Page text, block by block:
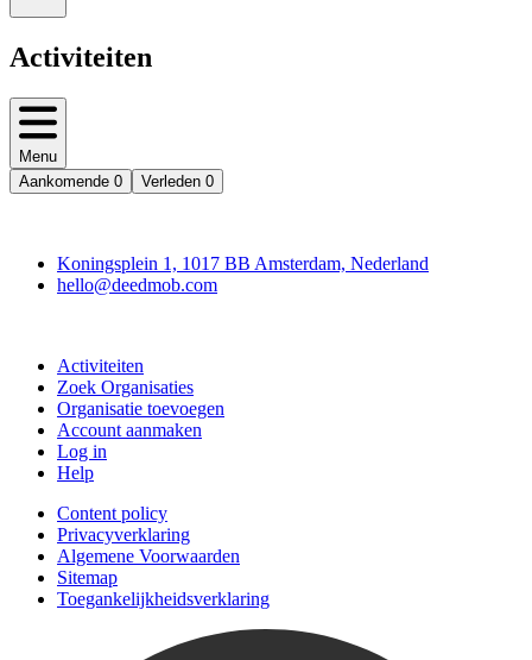
Activiteiten
Menu
Aankomende 0 Verleden 0
Koningsplein 1, 1017 BB Amsterdam, Nederland
hello@deedmob.com
Activiteiten
Zoek Organisaties
Organisatie toevoegen
Account aanmaken
Log in
Help
Content policy
Privacyverklaring
Algemene Voorwaarden
Sitemap
Toegankelijkheidsverklaring